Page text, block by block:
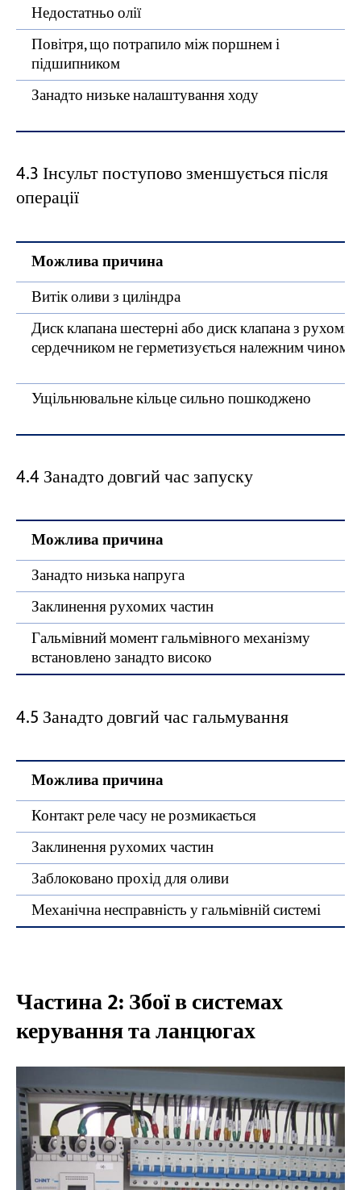
Недостатньо олії
Повітря, що потрапило між поршнем і
підшипником
Занадто низьке налаштування ходу
4.3 Інсульт поступово зменшується після
операції
Можлива причина
Витік оливи з циліндра
Диск клапана шестерні або диск клапана з рухомим
сердечником не герметизується належним чином
Ущільнювальне кільце сильно пошкоджено
4.4 Занадто довгий час запуску
Можлива причина
Занадто низька напруга
Заклинення рухомих частин
Гальмівний момент гальмівного механізму
встановлено занадто високо
4.5 Занадто довгий час гальмування
Можлива причина
Контакт реле часу не розмикається
Заклинення рухомих частин
Заблоковано прохід для оливи
Механічна несправність у гальмівній системі
Частина 2: Збої в системах
керування та ланцюгах